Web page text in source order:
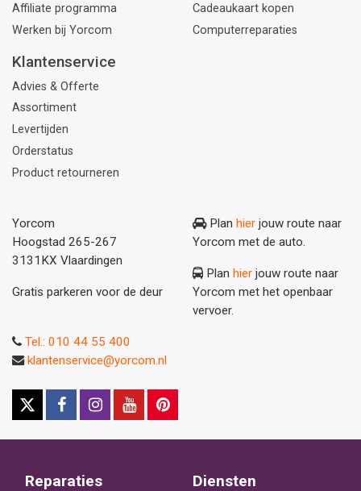
Affiliate programma
Werken bij Yorcom
Cadeaukaart kopen
Computerreparaties
Klantenservice
Advies & Offerte
Assortiment
Levertijden
Orderstatus
Product retourneren
Yorcom
Hoogstad 265-267
3131KX Vlaardingen
Gratis parkeren voor de deur
Plan hier jouw route naar
Yorcom met de auto.
Plan hier jouw route naar
Yorcom met het openbaar
vervoer.
Tel.: 010 44 55 400
klantenservice@yorcom.nl
Reparaties Diensten